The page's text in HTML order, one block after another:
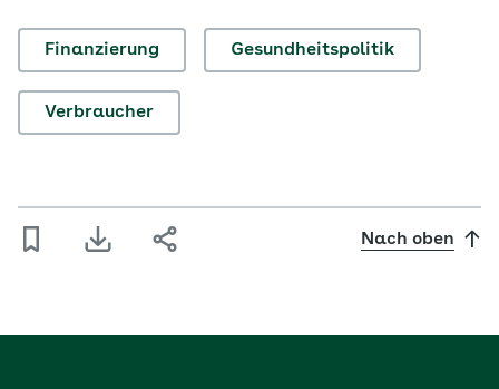
Finanzierung Gesundheitspolitik
Verbraucher
Nach oben